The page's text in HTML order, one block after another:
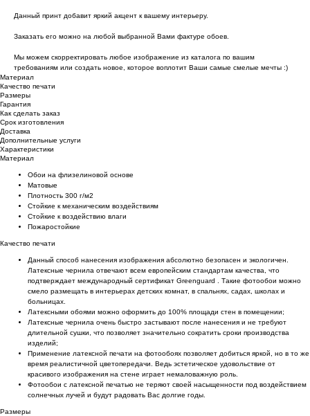
Данный принт добавит яркий акцент к вашему интерьеру.
Заказать его можно на любой выбранной Вами фактуре обоев.
Мы можем скорректировать любое изображение из каталога по вашим
требованиям или создать новое, которое воплотит Ваши самые смелые мечты :)
Материал
Качество печати
Размеры
Гарантия
Как сделать заказ
Срок изготовления
Доставка
Дополнительные услуги
Характеристики
Материал
Обои на флизелиновой основе
Матовые
Плотность 300 г/м2
Стойкие к механическим воздействиям
Cтойкие к воздействию влаги
Пожаростойкие
Качество печати
Данный способ нанесения изображения абсолютно безопасен и экологичен.
Латексные чернила отвечают всем европейским стандартам качества, что
подтверждает международный сертификат Greenguard . Такие фотообои можно
смело размещать в интерьерах детских комнат, в спальнях, садах, школах и
больницах.
Латексными обоями можно оформить до 100% площади стен в помещении;
Латексные чернила очень быстро застывают после нанесения и не требуют
длительной сушки, что позволяет значительно сократить сроки производства
изделий;
Применение латексной печати на фотообоях позволяет добиться яркой, но в то же
время реалистичной цветопередачи. Ведь эстетическое удовольствие от
красивого изображения на стене играет немаловажную роль.
Фотообои с латексной печатью не теряют своей насыщенности под воздействием
солнечных лучей и будут радовать Вас долгие годы.
Размеры